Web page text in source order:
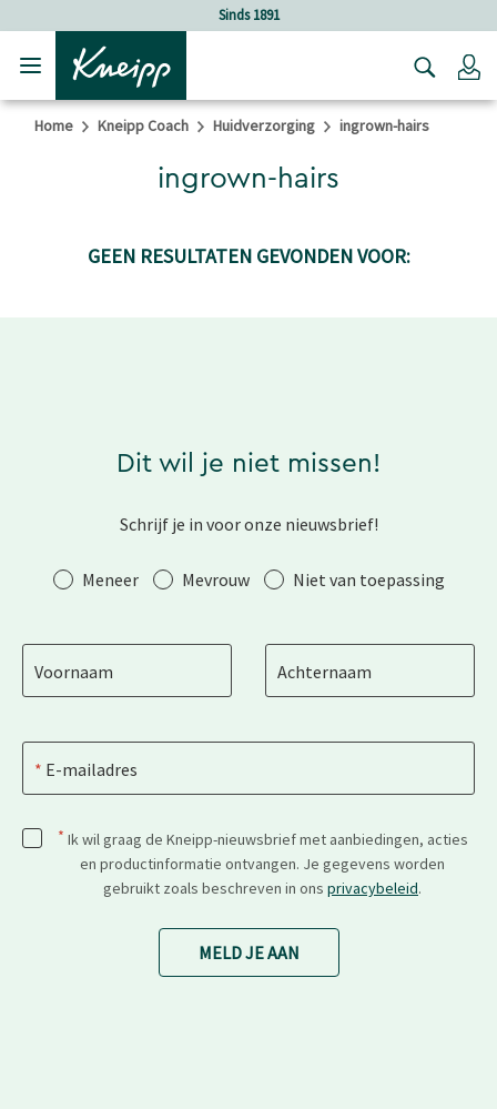
Verder gaan naar hoofdinhoud.Sinds 1891
Home Kneipp Coach Huidverzorging ingrown-hairs
ingrown-hairs
GEEN RESULTATEN GEVONDEN VOOR:
Dit wil je niet missen!
Schrijf je in voor onze nieuwsbrief!
AanhefMeneer Mevrouw Niet van toepassing
Voornaam Achternaam
E-mailadres
* Ik wil graag de Kneipp-nieuwsbrief met aanbiedingen, acties
en productinformatie ontvangen. Je gegevens worden
gebruikt zoals beschreven in ons privacybeleid.
MELD JE AAN